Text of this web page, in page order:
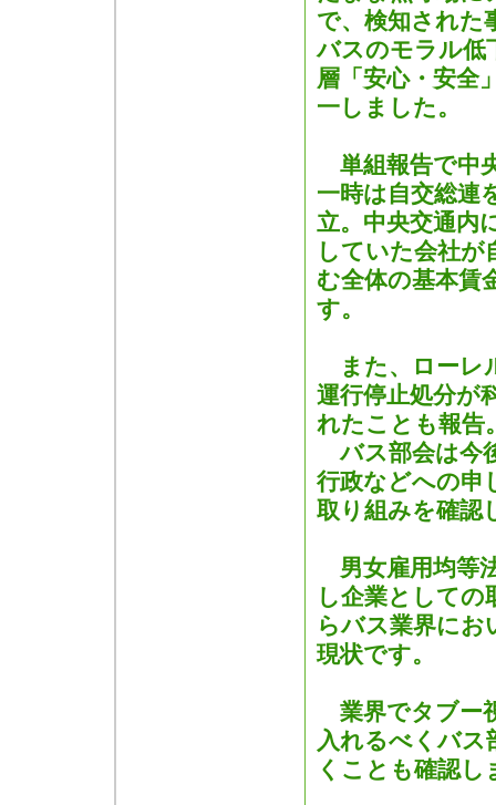
で、検知され
バスのモラル低
層「安心・安全
一しました。
単組報告で中
一時は自交総連
立。中央交通内
していた会社が
む全体の基本賃
す。
また、ローレ
運行停止処分が
れたことも報告
バス部会は今
行政などへの申
取り組みを確認
男女雇用均等
し企業としての
らバス業界に
現状です。
業界でタブー
入れるべくバス
くことも確認し